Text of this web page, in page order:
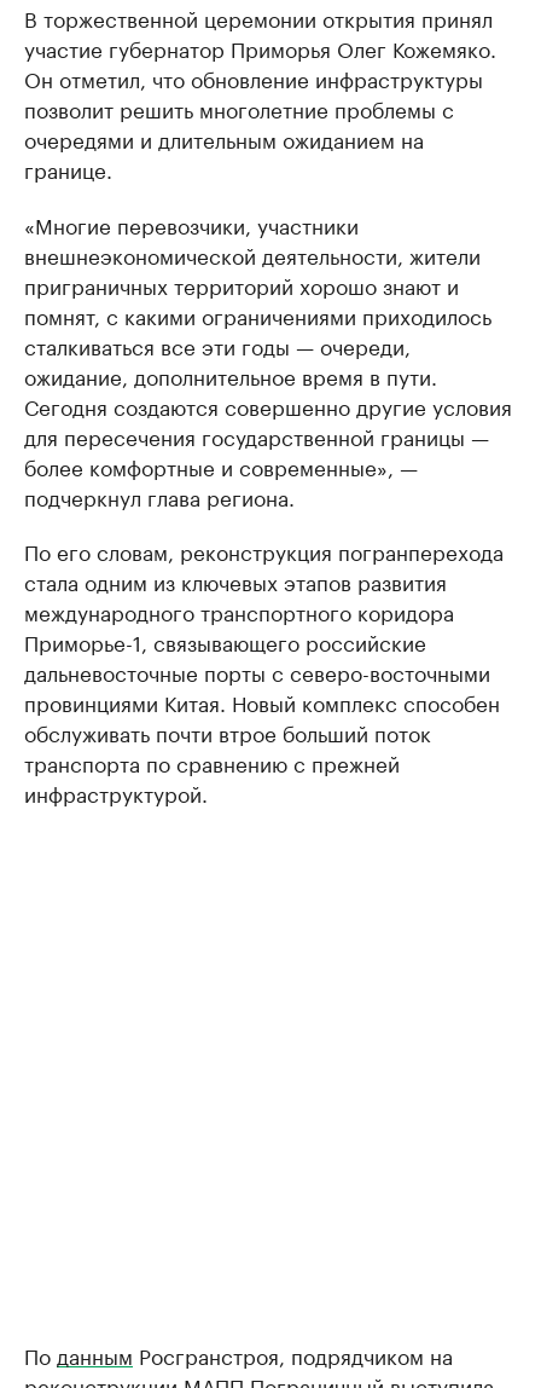
В торжественной церемонии открытия принял
участие губернатор Приморья Олег Кожемяко.
Он отметил, что обновление инфраструктуры
позволит решить многолетние проблемы с
очередями и длительным ожиданием на
границе.
«Многие перевозчики, участники
внешнеэкономической деятельности, жители
приграничных территорий хорошо знают и
помнят, с какими ограничениями приходилось
сталкиваться все эти годы — очереди,
ожидание, дополнительное время в пути.
Сегодня создаются совершенно другие условия
для пересечения государственной границы —
более комфортные и современные», —
подчеркнул глава региона.
По его словам, реконструкция погранперехода
стала одним из ключевых этапов развития
международного транспортного коридора
Приморье-1, связывающего российские
дальневосточные порты с северо-восточными
провинциями Китая. Новый комплекс способен
обслуживать почти втрое больший поток
транспорта по сравнению с прежней
инфраструктурой.
По данным Росгранстроя, подрядчиком на